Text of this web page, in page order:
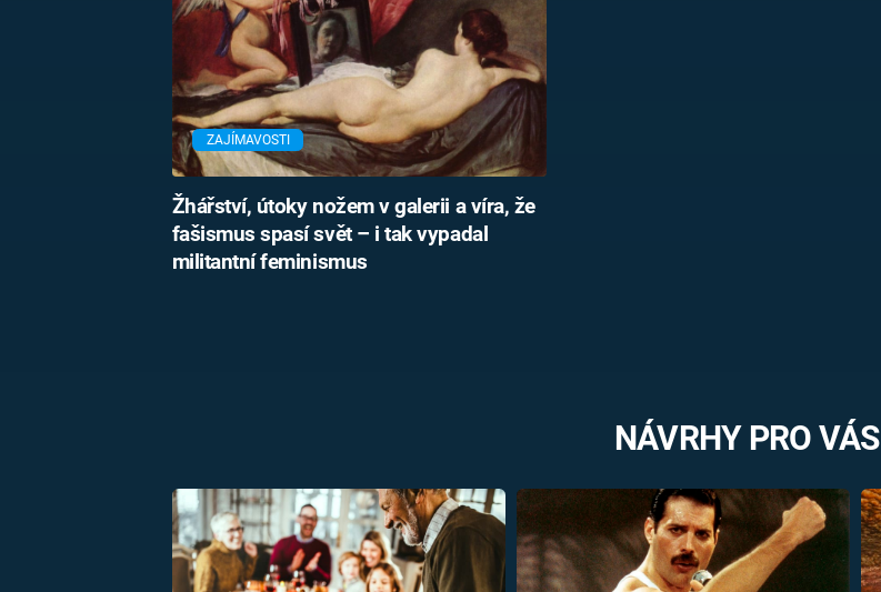
ZAJÍMAVOSTI
Žhářství, útoky nožem v galerii a víra, že
fašismus spasí svět – i tak vypadal
militantní feminismus
NÁVRHY PRO VÁS